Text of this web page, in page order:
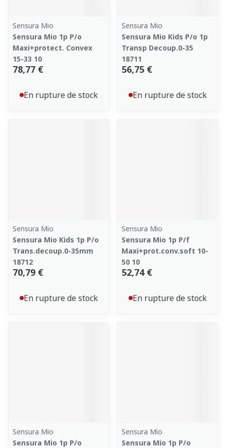
Sensura Mio
Sensura Mio 1p P/o
Maxi+protect. Convex
15-33 10
78,77 €
En rupture de stock
Sensura Mio
Sensura Mio Kids P/o 1p
Transp Decoup.0-35
18711
56,75 €
En rupture de stock
Sensura Mio
Sensura Mio Kids 1p P/o
Trans.decoup.0-35mm
18712
70,79 €
En rupture de stock
Sensura Mio
Sensura Mio 1p P/f
Maxi+prot.conv.soft 10-
50 10
52,74 €
En rupture de stock
Sensura Mio
Sensura Mio 1p P/o
Sensura Mio
Sensura Mio 1p P/o